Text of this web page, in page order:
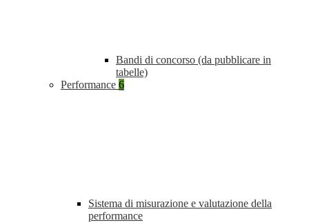
Bandi di concorso (da pubblicare in
tabelle)
Performance 6
Sistema di misurazione e valutazione della
performance